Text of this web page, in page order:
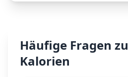
Häufige Fragen zu
Kalorien